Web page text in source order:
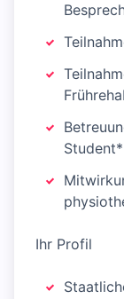
Ihr Profil